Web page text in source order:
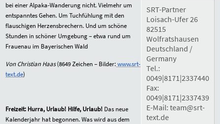
bei einer Alpaka-Wanderung nicht. Vielmehr um
entspanntes Gehen. Um Tuchfühlung mit den
flauschigen Herzensbrechern. Und um schöne
Stunden in schöner Umgebung – etwa rund um
Frauenau im Bayerischen Wald
Von Christian Haas(8649Zeichen – Bilder:www.srt-
text.de)
Freizeit: Hurra, Urlaub! Hilfe, Urlaub! Das neue
Kalenderjahr hat begonnen. Was wird aus dem
SRT-Partner
Loisach-Ufer 26
82515
Wolfratshausen
Deutschland /
Germany
Tel.:
0049|8171|2337440
Fax:
0049|8171|2337439
E-Mail: team@srt-
text.de